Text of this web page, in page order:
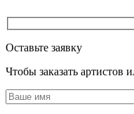
Оставьте заявку
Чтобы заказать артистов